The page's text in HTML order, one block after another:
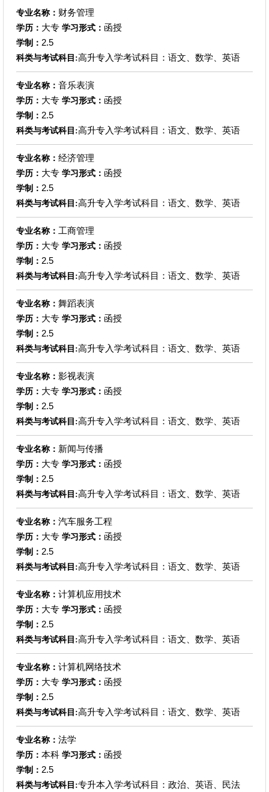
专业名称： 财务管理
学历： 大专 学习形式： 函授
学制： 2.5
科类与考试科目:高升专入学考试科目：语文、数学、英语
专业名称： 音乐表演
学历： 大专 学习形式： 函授
学制： 2.5
科类与考试科目:高升专入学考试科目：语文、数学、英语
专业名称： 经济管理
学历： 大专 学习形式： 函授
学制： 2.5
科类与考试科目:高升专入学考试科目：语文、数学、英语
专业名称： 工商管理
学历： 大专 学习形式： 函授
学制： 2.5
科类与考试科目:高升专入学考试科目：语文、数学、英语
专业名称： 舞蹈表演
学历： 大专 学习形式： 函授
学制： 2.5
科类与考试科目:高升专入学考试科目：语文、数学、英语
专业名称： 影视表演
学历： 大专 学习形式： 函授
学制： 2.5
科类与考试科目:高升专入学考试科目：语文、数学、英语
专业名称： 新闻与传播
学历： 大专 学习形式： 函授
学制： 2.5
科类与考试科目:高升专入学考试科目：语文、数学、英语
专业名称： 汽车服务工程
学历： 大专 学习形式： 函授
学制： 2.5
科类与考试科目:高升专入学考试科目：语文、数学、英语
专业名称： 计算机应用技术
学历： 大专 学习形式： 函授
学制： 2.5
科类与考试科目:高升专入学考试科目：语文、数学、英语
专业名称： 计算机网络技术
学历： 大专 学习形式： 函授
学制： 2.5
科类与考试科目:高升专入学考试科目：语文、数学、英语
专业名称： 法学
学历： 本科 学习形式： 函授
学制： 2.5
科类与考试科目:专升本入学考试科目：政治、英语、民法